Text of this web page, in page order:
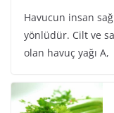
Havucun insan
yönlüdür. Cilt ve
olan havuç yağı A,